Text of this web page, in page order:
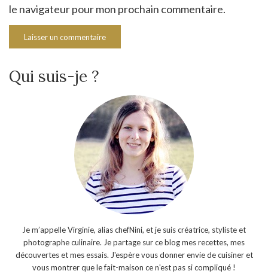
le navigateur pour mon prochain commentaire.
Qui suis-je ?
Je m’appelle Virginie, alias chefNini, et je suis créatrice, styliste et
photographe culinaire. Je partage sur ce blog mes recettes, mes
découvertes et mes essais. J'espère vous donner envie de cuisiner et
vous montrer que le fait-maison ce n'est pas si compliqué !